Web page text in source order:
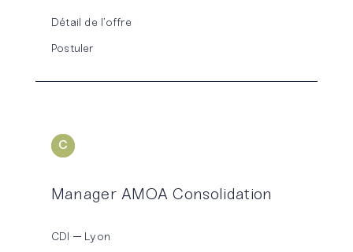
Détail de l’offre
Postuler
C ONSOLIDATION
Manager AMOA Consolidation
CDI Lyon